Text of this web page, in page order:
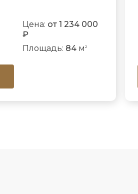
Цена: от 1 234 000
₽
Площадь: 84 м2